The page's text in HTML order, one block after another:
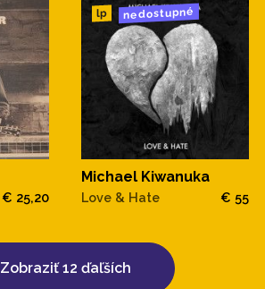
€ 25,20
lp nedostupné
Michael Kiwanuka
Love & Hate € 55
Zobraziť 12 ďaľších